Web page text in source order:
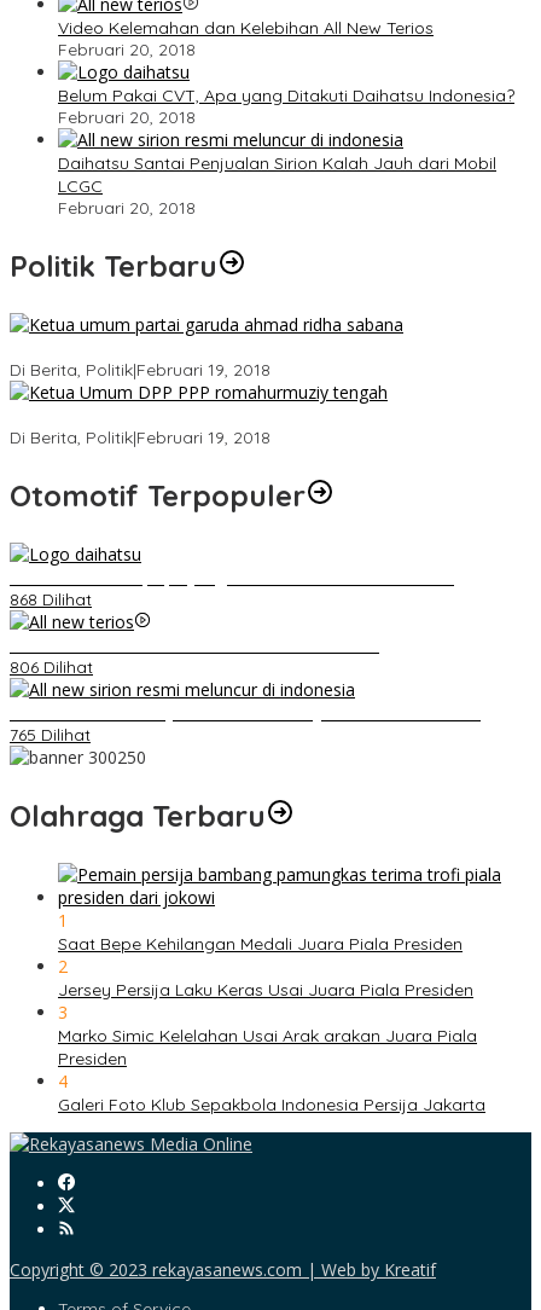
Video Kelemahan dan Kelebihan All New Terios
Februari 20, 2018
Belum Pakai CVT, Apa yang Ditakuti Daihatsu Indonesia?
Februari 20, 2018
Daihatsu Santai Penjualan Sirion Kalah Jauh dari Mobil
LCGC
Februari 20, 2018
Politik Terbaru
Di Berita, Politik|Februari 19, 2018
Di Berita, Politik|Februari 19, 2018
Otomotif Terpopuler
868 Dilihat
806 Dilihat
765 Dilihat
Olahraga Terbaru
1
Saat Bepe Kehilangan Medali Juara Piala Presiden
2
Jersey Persija Laku Keras Usai Juara Piala Presiden
3
Marko Simic Kelelahan Usai Arak arakan Juara Piala
Presiden
4
Galeri Foto Klub Sepakbola Indonesia Persija Jakarta
Copyright © 2023 rekayasanews.com | Web by Kreatif